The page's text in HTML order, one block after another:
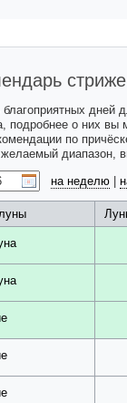
о них вы
по
желаемый
на неделю